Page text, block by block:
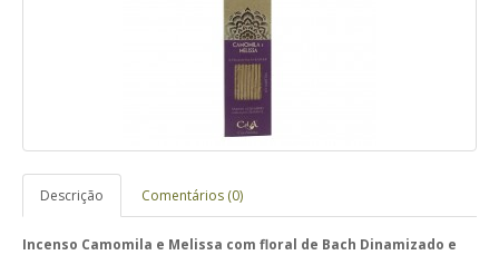
Descrição Comentários (0)
Incenso Camomila e Melissa com floral de Bach Dinamizado e